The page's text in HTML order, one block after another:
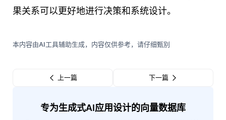
果关系可以更好地进行决策和系统设计。
本内容由AI工具辅助生成，内容仅供参考，请仔细甄别
上一篇 下一篇
专为生成式AI应用设计的向量数据库